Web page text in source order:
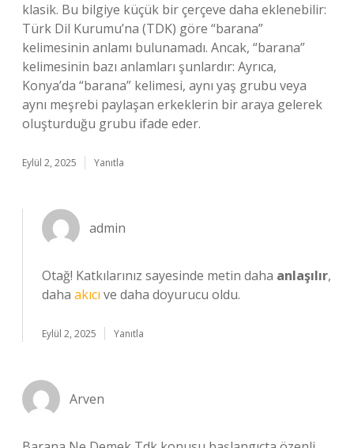
klasik. Bu bilgiye küçük bir çerçeve daha eklenebilir:
Türk Dil Kurumu’na (TDK) göre “barana”
kelimesinin anlamı bulunamadı. Ancak, “barana”
kelimesinin bazı anlamları şunlardır: Ayrıca,
Konya’da “barana” kelimesi, aynı yaş grubu veya
aynı meşrebi paylaşan erkeklerin bir araya gelerek
oluşturduğu grubu ifade eder.
Eylül 2, 2025 Yanıtla
admin
Otağ! Katkılarınız sayesinde metin daha anlaşılır,
daha akıcı ve daha doyurucu oldu.
Eylül 2, 2025 Yanıtla
Arven